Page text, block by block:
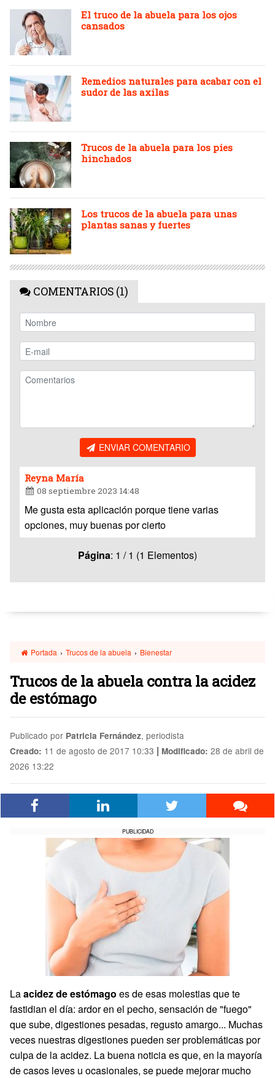
El truco de la abuela para los ojos
cansados
Remedios naturales para acabar con el
sudor de las axilas
Trucos de la abuela para los pies
hinchados
Los trucos de la abuela para unas
plantas sanas y fuertes
COMENTARIOS (1)
ENVIAR COMENTARIO
Reyna María
08 septiembre 2023 14:48
Me gusta esta aplicación porque tiene varias
opciones, muy buenas por cierto
Página: 1 / 1 (1 Elementos)
Portada › Trucos de la abuela › Bienestar
Trucos de la abuela contra la acidez
de estómago
Publicado por Patricia Fernández, periodista
Creado: 11 de agosto de 2017 10:33 | Modificado: 28 de abril de
2026 13:22
PUBLICIDAD
Laacidez de estómago es de esas molestias que te
fastidian el día: ardor en el pecho, sensación de "fuego"
que sube, digestiones pesadas, regusto amargo... Muchas
veces nuestras digestiones pueden ser problemáticas por
culpa de la acidez. La buena noticia es que, en la mayoría
de casos leves u ocasionales, se puede mejorar mucho